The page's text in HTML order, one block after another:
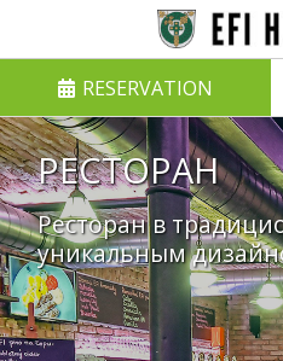
RESERVATION
РЕСТОРАН
Ресторан в
уникальным